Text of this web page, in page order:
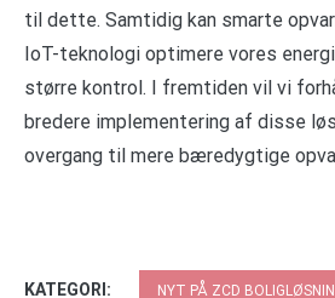
til dette. Samtidig kan smarte
IoT-teknologi optimere vores
større kontrol. I fremtiden vil vi
bredere implementering af disse
overgang til mere bæredygtige
KATEGORI: NYT PÅ ZCD